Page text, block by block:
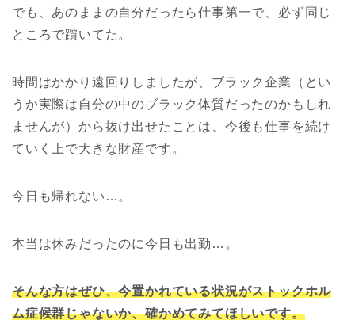
でも、あのままの自分だったら仕事第一で、必ず同じ
ところで躓いてた。
時間はかかり遠回りしましたが、ブラック企業（とい
うか実際は自分の中のブラック体質だったのかもしれ
ませんが）から抜け出せたことは、今後も仕事を続け
ていく上で大きな財産です。
今日も帰れない…。
本当は休みだったのに今日も出勤…。
そんな方はぜひ、今置かれている状況がストックホル
ム症候群じゃないか、確かめてみてほしいです。